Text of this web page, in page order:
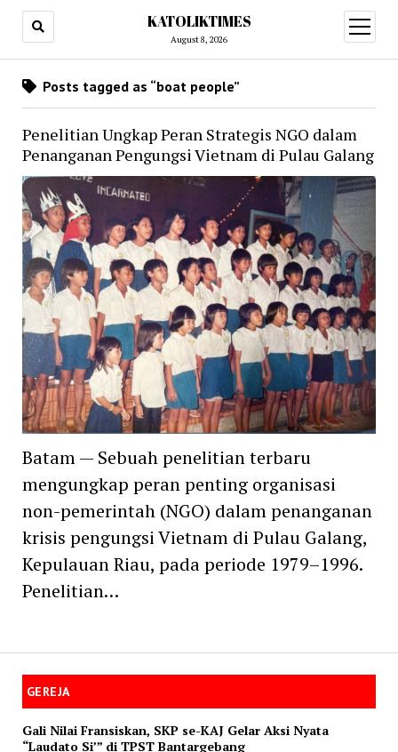
KATOLIKTIMES
August 8, 2026
open
menu
GEREJA
Gali Nilai Fransiskan, SKP se-KAJ Gelar Aksi Nyata
“Laudato Si’” di TPST Bantargebang
Posts tagged as “boat people”
Penelitian Ungkap Peran Strategis NGO dalam
Penanganan Pengungsi Vietnam di Pulau Galang
Batam — Sebuah penelitian terbaru
mengungkap peran penting organisasi
non-pemerintah (NGO) dalam penanganan
krisis pengungsi Vietnam di Pulau Galang,
Kepulauan Riau, pada periode 1979–1996.
Penelitian…